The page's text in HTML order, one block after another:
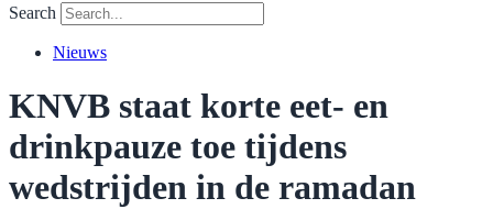
Search
Nieuws
KNVB staat korte eet- en
drinkpauze toe tijdens
wedstrijden in de ramadan